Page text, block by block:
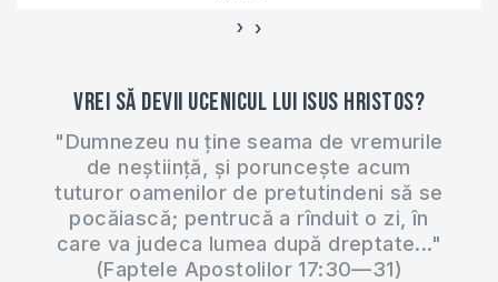
‹ ›
Vrei să devii ucenicul lui Isus Hristos?
"Dumnezeu nu ține seama de vremurile
de neștiință, și poruncește acum
tuturor oamenilor de pretutindeni să se
pocăiască; pentrucă a rînduit o zi, în
care va judeca lumea după dreptate..."
(Faptele Apostolilor 17:30—31)